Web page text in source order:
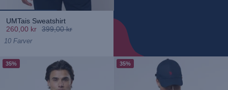
UMTais Sweatshirt
260,00 kr
399,00 kr
10 Farver
35% 35%